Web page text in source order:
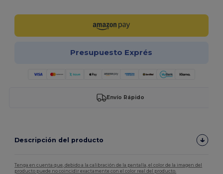
Presupuesto Exprés
Envío Rápido
Descripción del producto
Tenga en cuenta que, debido a la calibración de la pantalla, el color de la imagen del
producto puede no coincidir exactamente con el color real del producto.